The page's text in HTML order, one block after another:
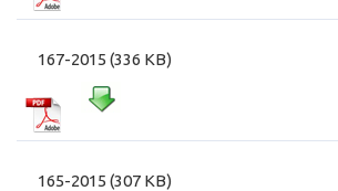
167-2015 (336 KB)
165-2015 (307 KB)